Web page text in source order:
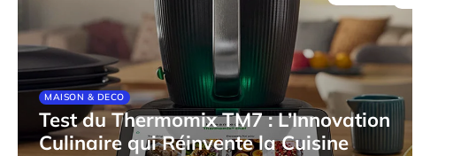
MAISON & DECO
Test du Thermomix TM7 : L’Innovation
Culinaire qui Réinvente la Cuisine